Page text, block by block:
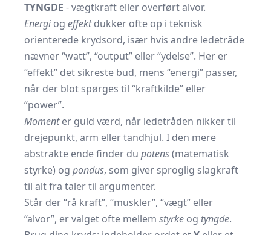
TYNGDE - vægtkraft eller overført alvor.
Energiog effektdukker ofte op i teknisk
orienterede krydsord, især hvis andre ledetråde
nævner “watt”, “output” eller “ydelse”. Her er
“effekt” det sikreste bud, mens “energi” passer,
når der blot spørges til “kraftkilde” eller
“power”.
Momenter guld værd, når ledetråden nikker til
drejepunkt, arm eller tandhjul. I den mere
abstrakte ende finder du potens(matematisk
styrke) og pondus, som giver sproglig slagkraft
til alt fra taler til argumenter.
Står der “rå kraft”, “muskler”, “vægt” eller
“alvor”, er valget ofte mellem styrke og tyngde.